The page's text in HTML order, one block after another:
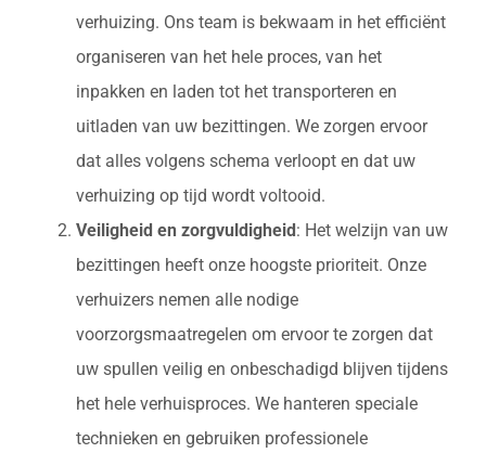
verhuizing. Ons team is bekwaam in het efficiënt
organiseren van het hele proces, van het
inpakken en laden tot het transporteren en
uitladen van uw bezittingen. We zorgen ervoor
dat alles volgens schema verloopt en dat uw
verhuizing op tijd wordt voltooid.
Veiligheid en zorgvuldigheid : Het welzijn van uw
bezittingen heeft onze hoogste prioriteit. Onze
verhuizers nemen alle nodige
voorzorgsmaatregelen om ervoor te zorgen dat
uw spullen veilig en onbeschadigd blijven tijdens
het hele verhuisproces. We hanteren speciale
technieken en gebruiken professionele